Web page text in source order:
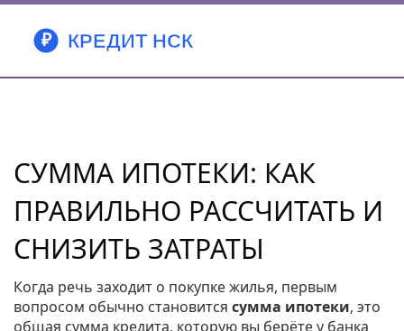
СУММА ИПОТЕКИ: КАК
ПРАВИЛЬНО РАССЧИТАТЬ И
СНИЗИТЬ ЗАТРАТЫ
Когда речь заходит о покупке жилья, первым
вопросом обычно становится сумма ипотеки, это
общая сумма кредита, которую вы берёте у банка